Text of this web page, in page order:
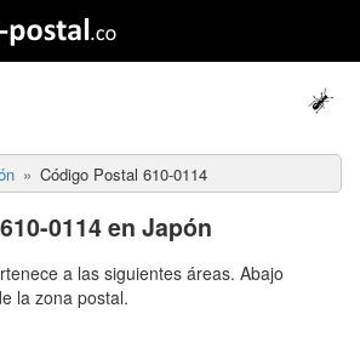
Código Postal 610-0114
0114 en Japón
a las siguientes áreas. Abajo
la zona postal.